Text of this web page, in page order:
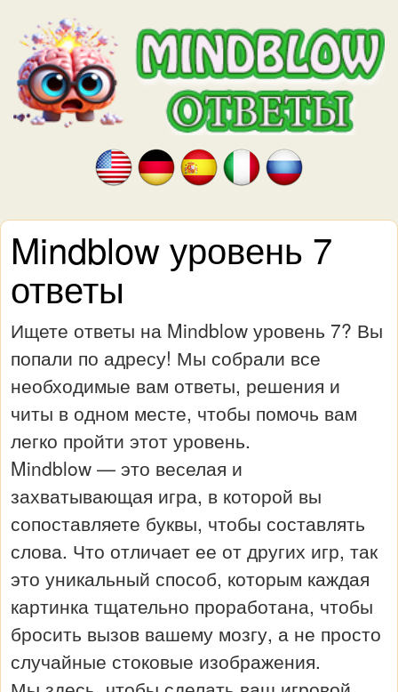
Mindblow уровень 7
ответы
Ищете ответы на Mindblow уровень 7? Вы
попали по адресу! Мы собрали все
необходимые вам ответы, решения и
читы в одном месте, чтобы помочь вам
легко пройти этот уровень.
Mindblow — это веселая и
захватывающая игра, в которой вы
сопоставляете буквы, чтобы составлять
слова. Что отличает ее от других игр, так
это уникальный способ, которым каждая
картинка тщательно проработана, чтобы
бросить вызов вашему мозгу, а не просто
случайные стоковые изображения.